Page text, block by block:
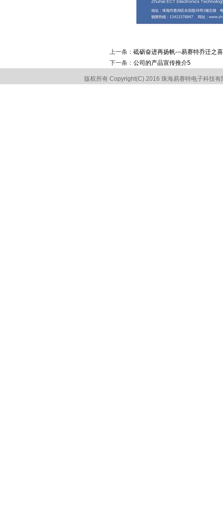
上一条： 砥砺奋进再扬帆---易赛特乔迁之喜
下一条： 公司的产品宣传推介5
版权所有 Copyright(C) 2016 珠海易赛特电子科技